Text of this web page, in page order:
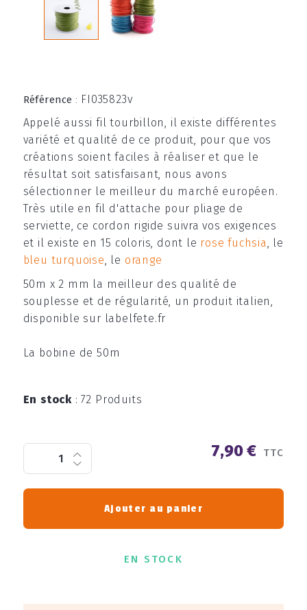
Référence : FI035823v
Appelé aussi fil tourbillon, il existe différentes
variété et qualité de ce produit, pour que vos
créations soient faciles à réaliser et que le
résultat soit satisfaisant, nous avons
sélectionner le meilleur du marché européen.
Très utile en fil d'attache pour pliage de
serviette, ce cordon rigide suivra vos exigences
et il existe en 15 coloris, dont le rose fuchsia
, le
bleu turquoise , le orange
50m x 2 mm la meilleur des qualité de
souplesse et de régularité, un produit italien,
disponible sur labelfete.fr
La bobine de 50m
En stock: 72 Produits
7,90 € TTC
Ajouter au panier
EN STOCK